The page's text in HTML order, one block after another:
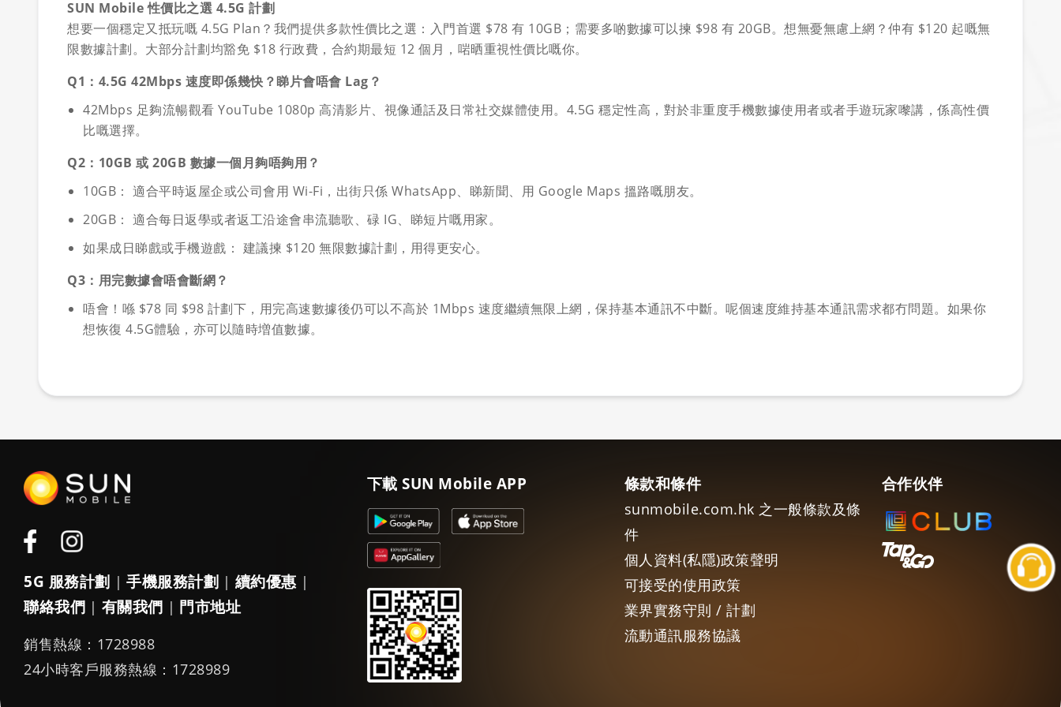
SUN Mobile 性價比之選 4.5G 計劃
想要一個穩定又抵玩嘅 4.5G Plan？我們提供多款性價比之選：入門首選 $78 有 10GB；需要多啲數據可以揀 $98 有 20GB。想無憂無慮上網？仲有 $120 起嘅無
限數據計劃。大部分計劃均豁免 $18 行政費，合約期最短 12 個月，啱晒重視性價比嘅你。
Q1：4.5G 42Mbps 速度即係幾快？睇片會唔會 Lag？
42Mbps 足夠流暢觀看 YouTube 1080p 高清影片、視像通話及日常社交媒體使用。4.5G 穩定性高，對於非重度手機數據使用者或者手遊玩家嚟講，係高性價
比嘅選擇。
Q2：10GB 或 20GB 數據一個月夠唔夠用？
10GB： 適合平時返屋企或公司會用 Wi-Fi，出街只係 WhatsApp、睇新聞、用 Google Maps 搵路嘅朋友。
20GB： 適合每日返學或者返工沿途會串流聽歌、碌 IG、睇短片嘅用家。
如果成日睇戲或手機遊戲： 建議揀 $120 無限數據計劃，用得更安心。
Q3：用完數據會唔會斷網？
唔會！喺 $78 同 $98 計劃下，用完高速數據後仍可以不高於 1Mbps 速度繼續無限上網，保持基本通訊不中斷。呢個速度維持基本通訊需求都冇問題。如果你
想恢復 4.5G體驗，亦可以隨時増值數據。
5G 服務計劃 | 手機服務計劃 | 續約優惠 |
聯絡我們 | 有關我們 | 門市地址
銷售熱線：1728988
24小時客戶服務熱線：1728989
下載 SUN Mobile APP 條款和條件
sunmobile.com.hk 之一般條款及條
件
個人資料(私隱)政策聲明
可接受的使用政策
業界實務守則 / 計劃
流動通訊服務協議
合作伙伴